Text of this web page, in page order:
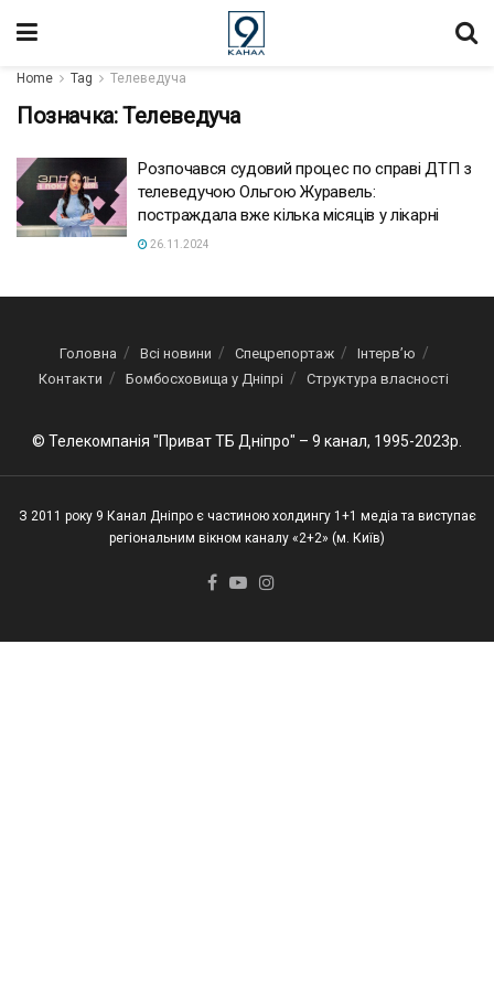
Home Tag Телеведуча
Позначка:Телеведуча
Розпочався судовий процес по справі ДТП з
телеведучою Ольгою Журавель:
постраждала вже кілька місяців у лікарні
26.11.2024
Головна Всі новини Спецрепортаж
Інтерв’ю
Контакти
Бомбосховища у Дніпрі Структура власності
© Телекомпанія "Приват ТБ Дніпро" – 9 канал, 1995-2023р.
З 2011 року 9 Канал Дніпро є частиною холдингу 1+1 медіа та виступає
регіональним вікном каналу «2+2» (м. Київ)